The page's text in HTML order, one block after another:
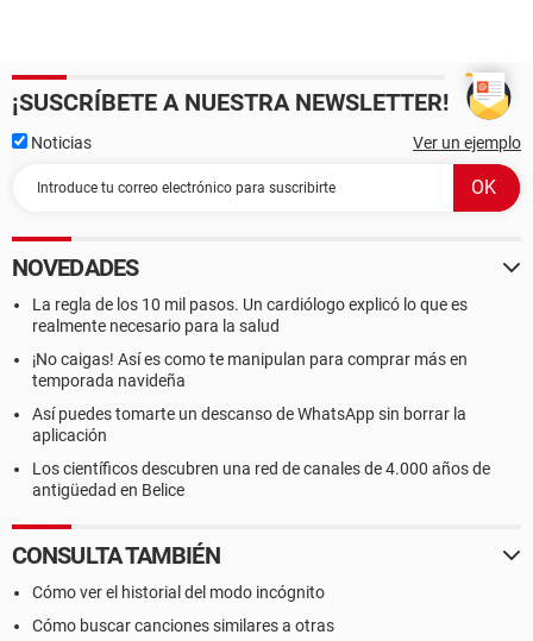
¡SUSCRÍBETE A NUESTRA NEWSLETTER!
Noticias Ver un ejemplo
NOVEDADES
La regla de los 10 mil pasos. Un cardiólogo explicó lo que es
realmente necesario para la salud
¡No caigas! Así es como te manipulan para comprar más en
temporada navideña
Así puedes tomarte un descanso de WhatsApp sin borrar la
aplicación
Los científicos descubren una red de canales de 4.000 años de
antigüedad en Belice
CONSULTA TAMBIÉN
Cómo ver el historial del modo incógnito
Cómo buscar canciones similares a otras